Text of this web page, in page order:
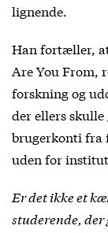
lignende.
Han fortæller, at
Are You From,
forskning og
der ellers
brugerkonti fra
uden for
Er det ikke et
studerende, der